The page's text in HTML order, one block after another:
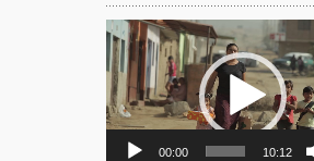
動
画
プ
レ
ー
ヤ
ー
00:00 10:12